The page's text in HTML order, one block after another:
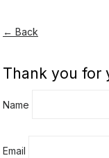
← Back
Thank you for
Name
Email